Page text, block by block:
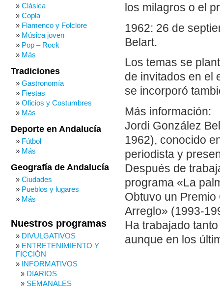
los milagros o el
1962: 26 de
Belart.
Los temas se
de invitados en el
se incorporó
Más información:
Jordi González
1962), conocido
periodista y
Después de
programa «La
Obtuvo un
Arreglo» (1993-
Ha trabajado
aunque en los
Clásica
Copla
Flamenco y Folclore
Música joven
Pop – Rock
Más
Tradiciones
Gastronomía
Fiestas
Oficios y Costumbres
Más
Deporte en Andalucía
Fútbol
Más
Geografía de Andalucía
Ciudades
Pueblos y lugares
Más
Nuestros programas
DIVULGATIVOS
ENTRETENIMIENTO Y
FICCIÓN
INFORMATIVOS
DIARIOS
SEMANALES